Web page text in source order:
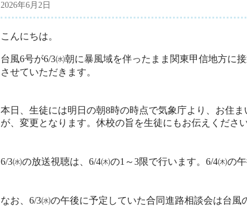
2026年6月2日
こんにちは。
台風6号が6/3㈬朝に暴風域を伴ったまま関東甲信地方に
させていただきます。
本日、生徒には明日の朝8時の時点で気象庁より、お住
が、変更となります。休校の旨を生徒にもお伝えください
6/3㈬の放送視聴は、6/4㈭の1～3限で行います。6/4㈭の
なお、6/3㈬の午後に予定していた合同進路相談会は台